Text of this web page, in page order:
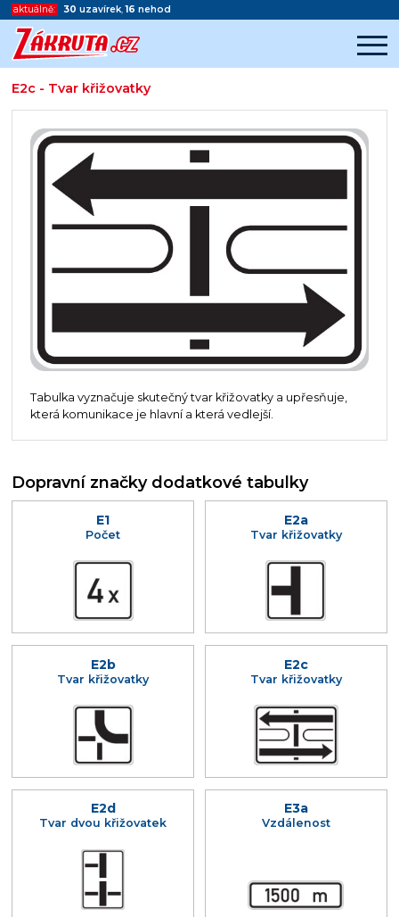
aktuálně: 30 uzavírek,16 nehod
E2c - Tvar křižovatky
Začátek reklamy
Konec reklamy
Tabulka vyznačuje skutečný tvar křižovatky a upřesňuje,
která komunikace je hlavní a která vedlejší.
Dopravní značky dodatkové tabulky
E1
Počet
E2a
Tvar křižovatky
E2b
Tvar křižovatky
E2c
Tvar křižovatky
E2d
Tvar dvou křižovatek
E3a
Vzdálenost